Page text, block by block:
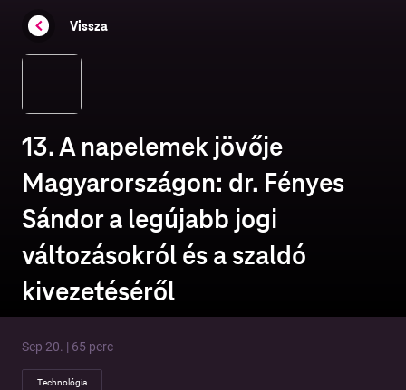
Vissza
13. A napelemek jövője
Magyarországon: dr. Fényes
Sándor a legújabb jogi
változásokról és a szaldó
kivezetéséről
Sep 20. | 65 perc
Technológia